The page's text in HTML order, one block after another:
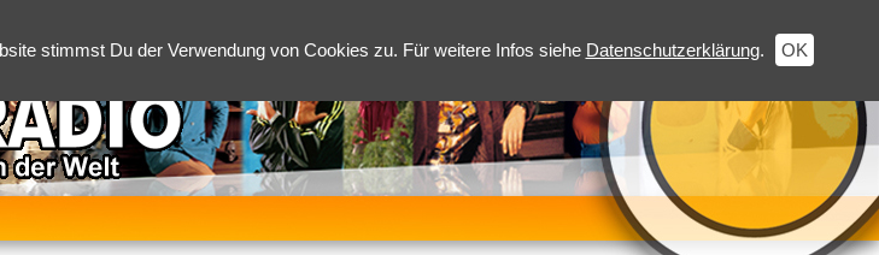
stimmst Du der Verwendung von Cookies zu. Für weitere Infos siehe Datenschutzerklärung. OK